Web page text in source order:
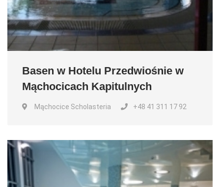
Basen w Hotelu Przedwiośnie w
Mąchocicach Kapitulnych
Mąchocice Scholasteria +48 41 311 17 92